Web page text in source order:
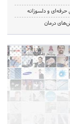
حرفه‌ای و دلسوزانه
درمان